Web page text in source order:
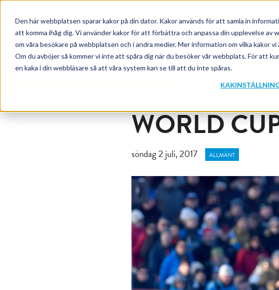
Den här webbplatsen sparar kakor på din dator. Kakor används för att samla in
att komma ihåg dig. Vi använder kakor för att förbättra och anpassa din upplevelse av
om våra besökare på webbplatsen och i andra medier. Mer information om vilka kakor
Om du avböjer så kommer vi inte att spåra dig när du besöker vår webbplats. För att
en kaka i din webbläsare så att våra system kan se till att du inte spåras.
TÄVLINGARNA
WORLD
söndag 2 juli, 2017 ALLMÄNT